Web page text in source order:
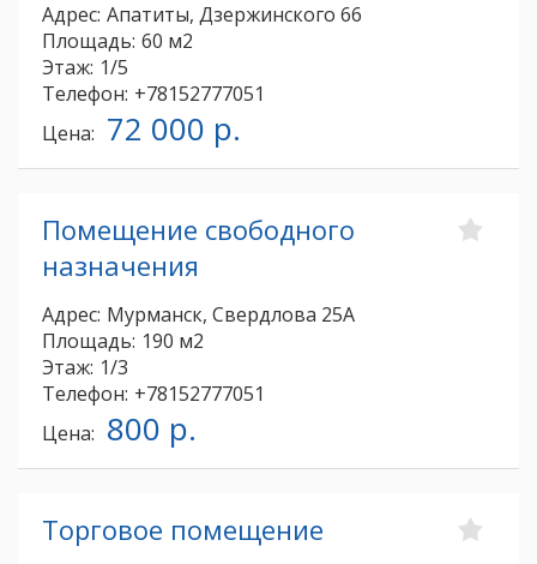
Адрес: Апатиты, Дзержинского 66
Площадь: 60 м2
Этаж: 1/5
Телефон: +78152777051
Цена: 72 000 р.
Помещение свободного
назначения
Адрес: Мурманск, Свердлова 25А
Площадь: 190 м2
Этаж: 1/3
Телефон: +78152777051
Цена: 800 р.
Торговое помещение